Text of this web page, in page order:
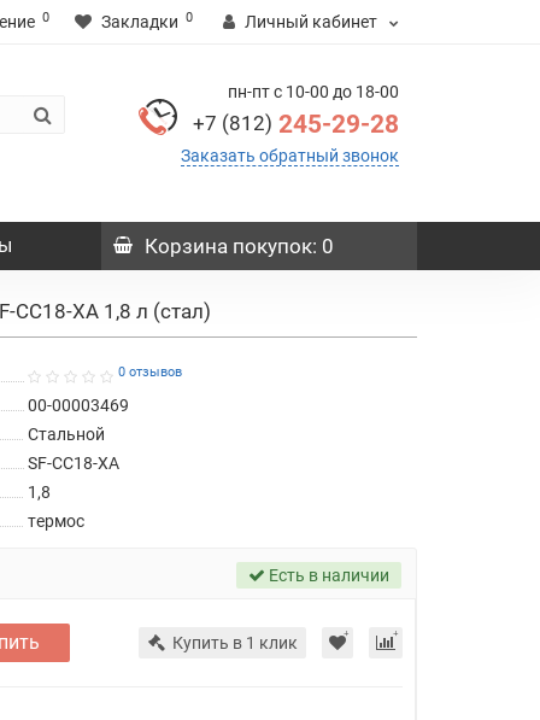
0 Закладки 0 Личный кабинет
пн-пт с 10-00 до 18-00
+7 (812) 245-29-28
Заказать обратный звонок
Корзина покупок: 0
CC18-XA 1,8 л (стал)
0 отзывов
00-00003469
Стальной
SF-CC18-XA
1,8
термос
Есть в наличии
Купить в 1 клик